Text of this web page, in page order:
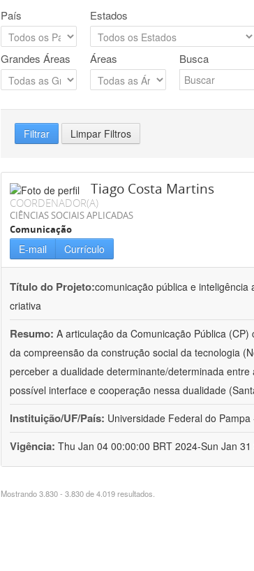
País Estados
Grandes Áreas Áreas Busca
Filtrar Limpar Filtros
Tiago Costa Martins
COORDENADOR(A)
CIÊNCIAS SOCIAIS APLICADAS
Comunicação
E-mail Currículo
Título do Projeto:comunicação pública e
criativa
Resumo: A articulação da Comunicação Pública
da compreensão da construção social da tecnologia
perceber a dualidade determinante/determinada
possível interface e cooperação nessa dualidade
Instituição/UF/País: Universidade Federal do Pampa
Vigência: Thu Jan 04 00:00:00 BRT 2024-Sun Jan
Mostrando 3.830 - 3.830 de 4.019 resultados.